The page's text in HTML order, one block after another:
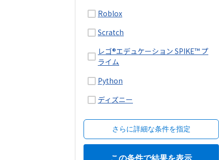
Roblox
Scratch
レゴ®エデュケーション SPIKE™ プ
ライム
Python
ディズニー
さらに詳細な条件を指定